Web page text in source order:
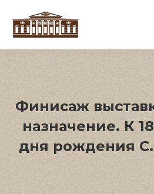
Финисаж
назначение. К
дня рождения